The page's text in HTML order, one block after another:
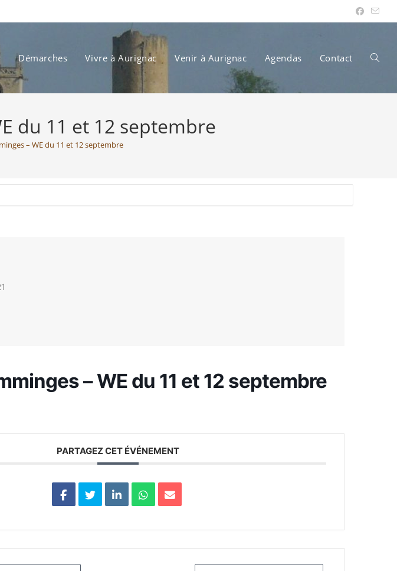
Démarches Vivre à Aurignac Venir à Aurignac Agendas Contact Toggle
du 11 et 12 septembre
– WE du 11 et 12 septembre
– WE du 11 et 12 septembre
PARTAGEZ CET ÉVÉNEMENT